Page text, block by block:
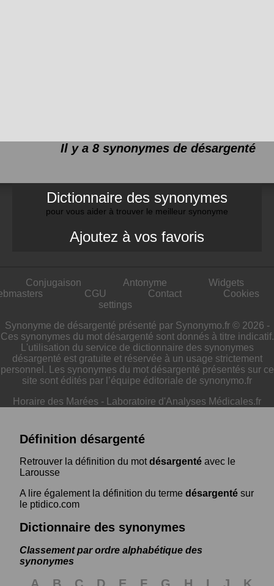
Il y a 8 synonymes de désargenté
Dictionnaire des synonymes
pour vous aider à trouver le meilleur synonyme
Ajoutez à vos favoris
Conjugaison Antonyme
Widgets
CGU Contact
Cookies
settings
Synonyme de désargenté présenté par Synonymo.fr © 2026 -
Ces synonymes du mot désargenté sont donnés à titre indicatif.
L'utilisation du service de dictionnaire des synonymes
désargenté est gratuite et réservée à un usage strictement
personnel. Les synonymes du mot désargenté présentés sur ce
site sont édités par l’équipe éditoriale de synonymo.fr
Horaire des Marées - Laboratoire d'Analyses Médicales.fr
Définition désargenté
Retrouver la définition du motdésargenté avec le
Larousse
A lire également la définition du terme désargenté sur
le ptidico.com
Dictionnaire des synonymes
Classement par ordre alphabétique des
synonymes